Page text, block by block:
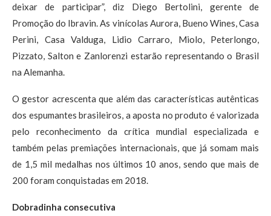
deixar de participar”, diz Diego Bertolini, gerente de
Promoção do Ibravin. As vinícolas Aurora, Bueno Wines, Casa
Perini, Casa Valduga, Lidio Carraro, Miolo, Peterlongo,
Pizzato, Salton e Zanlorenzi estarão representando o Brasil
na Alemanha.
O gestor acrescenta que além das características autênticas
dos espumantes brasileiros, a aposta no produto é valorizada
pelo reconhecimento da crítica mundial especializada e
também pelas premiações internacionais, que já somam mais
de 1,5 mil medalhas nos últimos 10 anos, sendo que mais de
200 foram conquistadas em 2018.
Dobradinha consecutiva